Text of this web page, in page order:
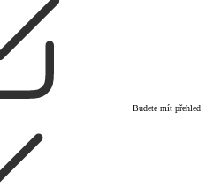
Budete mít přehled